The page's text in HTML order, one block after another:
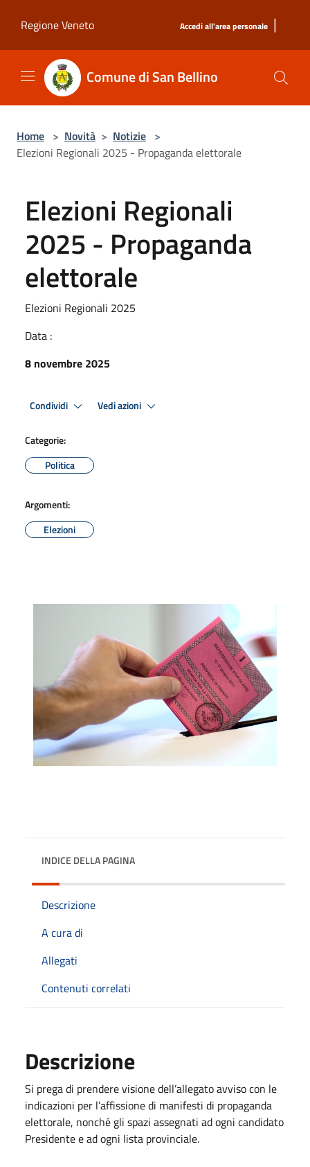
Regione Veneto
Accedi all'area personale |
Comune di San Bellino
Home > Novità > Notizie >
Elezioni Regionali 2025 - Propaganda elettorale
Elezioni Regionali
2025 - Propaganda
elettorale
Elezioni Regionali 2025
Data :
8 novembre 2025
Condividi Vedi azioni
Categorie:
Politica
Argomenti:
Elezioni
INDICE DELLA PAGINA
Descrizione
A cura di
Allegati
Contenuti correlati
Descrizione
Si prega di prendere visione dell’allegato avviso con le
indicazioni per l’affissione di manifesti di propaganda
elettorale, nonché gli spazi assegnati ad ogni candidato
Presidente e ad ogni lista provinciale.